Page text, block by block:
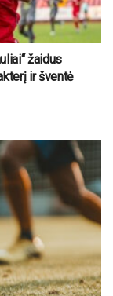
žaidus
ir šventė